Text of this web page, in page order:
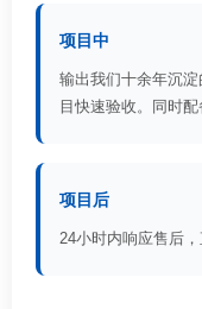
项目中
输出我们十余年沉淀
目快速验收。同时配
项目后
24小时内响应售后